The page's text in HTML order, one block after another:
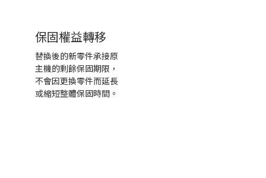
保固權益轉移
替換後的新零件承接原
主機的剩餘保固期限，
不會因更換零件而延長
或縮短整體保固時間。